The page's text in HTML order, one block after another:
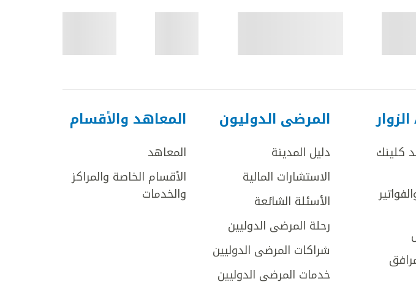
كلينك
المرضى الدوليون
دليل المدينة
الاستشارات المالية
الأسئلة الشائعة
رحلة المرضى الدوليين
شراكات المرضى الدوليين
خدمات المرضى الدوليين
المعاهد والأقسام
المعاهد
الأقسام الخاصة والمراكز
والخدمات